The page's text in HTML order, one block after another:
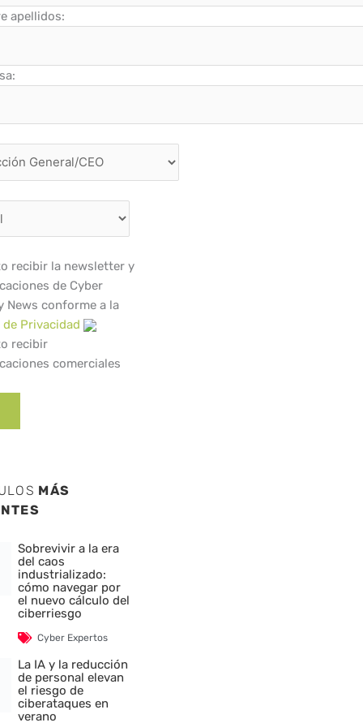
apellidos:
recibir la newsletter y
de Cyber
News conforme a la
Privacidad
recibir
comerciales
MÁS
Sobrevivir a la era
del caos
industrializado:
cómo navegar por
el nuevo cálculo del
ciberriesgo
Cyber Expertos
La IA y la reducción
de personal elevan
el riesgo de
ciberataques en
verano